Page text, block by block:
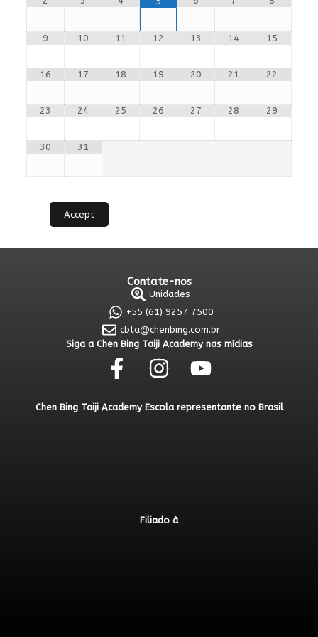
9 10 11 12 13 14 15
16 17 18 19 20 21 22
23 24 25 26 27 28 29
30 31
Accept
Contate-nos
Unidades
+55 (61) 9257 7500
cbta@chenbing.com.br
Siga a Chen Bing Taiji Academy nas mídias
Chen Bing Taiji Academy Escola representante no Brasil
Filiado à